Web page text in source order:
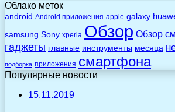
Облако меток
android Android приложения apple galaxy
samsung Sony xperia Обзор Обзор
гаджеты главные инструменты месяца
подборка приложения смартфона
Популярные новости
15.11.2019